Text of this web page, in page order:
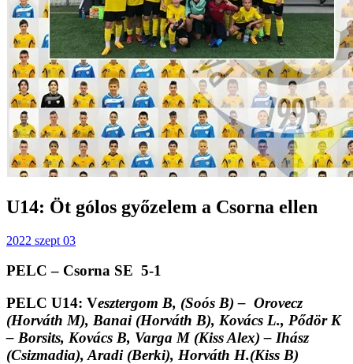
U14: Öt gólos győzelem a Csorna ellen
2022 szept 03
PELC – Csorna SE 5-1
PELC U14: Vesztergom B, (Soós B) – Orovecz
(Horváth M), Banai (Horváth B), Kovács L., Pődör K
– Borsits, Kovács B, Varga M (Kiss Alex) – Ihász
(Csizmadia), Aradi (Berki), Horváth H.(Kiss B)